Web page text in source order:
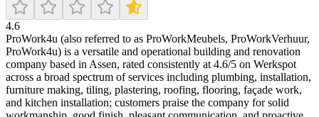
4.6
ProWork4u (also referred to as ProWorkMeubels, ProWorkVerhuur,
ProWork4u) is a versatile and operational building and renovation
company based in Assen, rated consistently at 4.6/5 on Werkspot
across a broad spectrum of services including plumbing, installation,
furniture making, tiling, plastering, roofing, flooring, façade work,
and kitchen installation; customers praise the company for solid